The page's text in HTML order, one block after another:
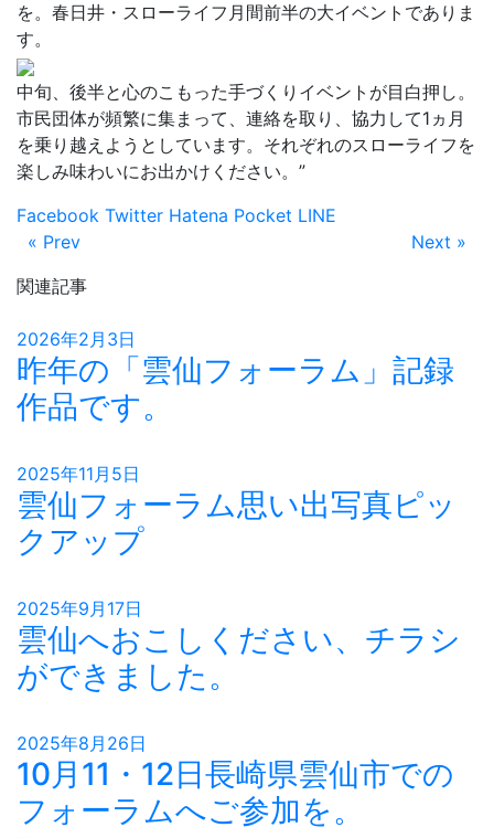
を。春日井・スローライフ月間前半の大イベントでありま
す。
中旬、後半と心のこもった手づくりイベントが目白押し。
市民団体が頻繁に集まって、連絡を取り、協力して1ヵ月
を乗り越えようとしています。それぞれのスローライフを
楽しみ味わいにお出かけください。”
Facebook Twitter Hatena Pocket LINE
« Prev
Next »
関連記事
2026年2月3日
昨年の「雲仙フォーラム」記録
作品です。
2025年11月5日
雲仙フォーラム思い出写真ピッ
クアップ
2025年9月17日
雲仙へおこしください、チラシ
ができました。
2025年8月26日
10月11・12日長崎県雲仙市での
フォーラムへご参加を。